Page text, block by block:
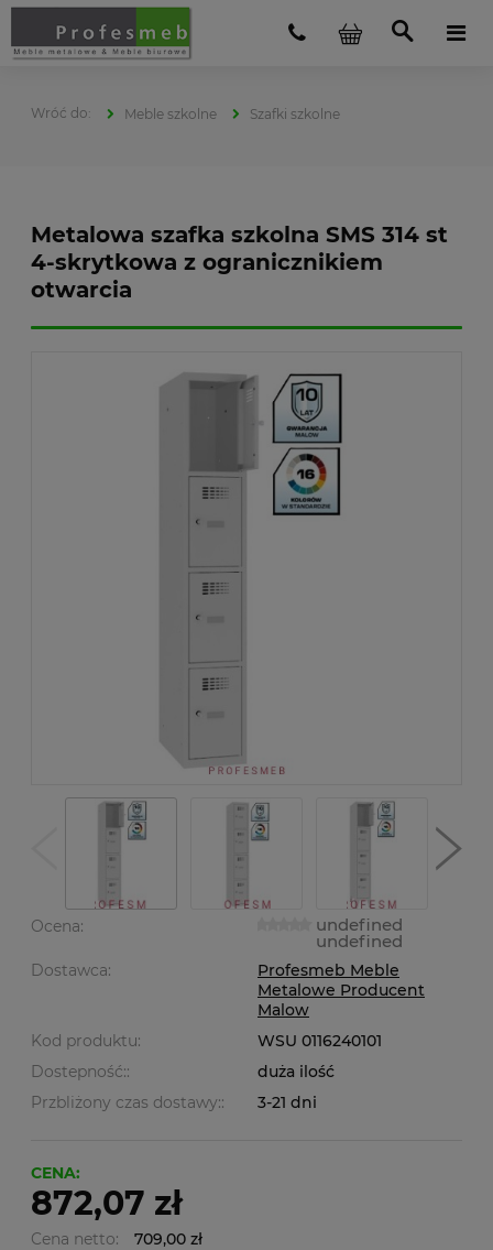
Meble szkolne Szafki szkolne
Metalowa szafka szkolna SMS 314 st
4-skrytkowa z ogranicznikiem
otwarcia
Ocena: undefined
undefined
Dostawca:
Profesmeb Meble
Metalowe Producent
Malow
Kod produktu:
WSU 0116240101
Dostepność::
duża ilość
Przbliżony czas dostawy::
3-21 dni
CENA:
872,07 zł
Cena netto: 709,00 zł